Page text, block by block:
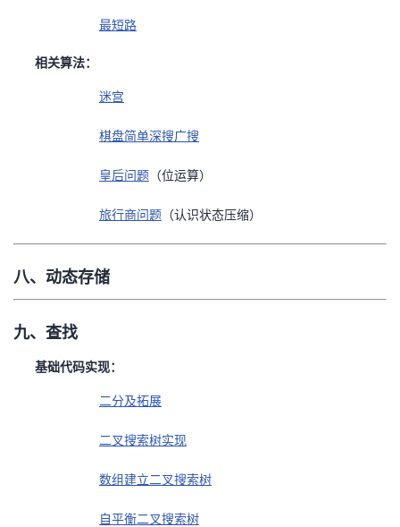
最短路
相关算法：
迷宫
棋盘简单深搜广搜
皇后问题 （位运算）
旅行商问题 （认识状态压缩）
八、动态存储
九、查找
基础代码实现：
二分及拓展
二叉搜索树实现
数组建立二叉搜索树
自平衡二叉搜索树